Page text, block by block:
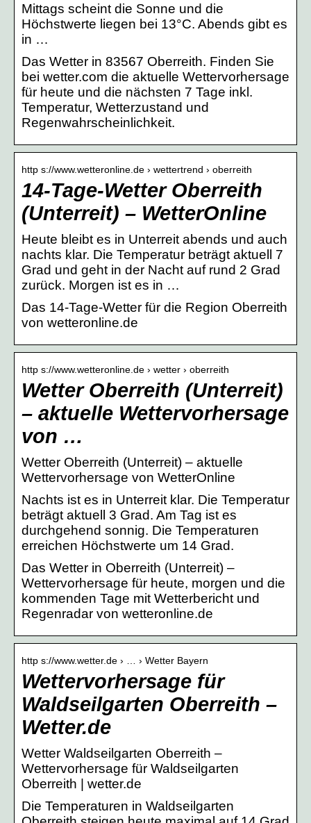
Mittags scheint die Sonne und die
Höchstwerte liegen bei 13°C. Abends gibt es
in …
Das Wetter in 83567 Oberreith. Finden Sie
bei wetter.com die aktuelle Wettervorhersage
für heute und die nächsten 7 Tage inkl.
Temperatur, Wetterzustand und
Regenwahrscheinlichkeit.
http s://www.wetteronline.de › wettertrend › oberreith
14-Tage-Wetter Oberreith
(Unterreit) – WetterOnline
Heute bleibt es in Unterreit abends und auch
nachts klar. Die Temperatur beträgt aktuell 7
Grad und geht in der Nacht auf rund 2 Grad
zurück. Morgen ist es in …
Das 14-Tage-Wetter für die Region Oberreith
von wetteronline.de
http s://www.wetteronline.de › wetter › oberreith
Wetter Oberreith (Unterreit)
– aktuelle Wettervorhersage
von …
Wetter Oberreith (Unterreit) – aktuelle
Wettervorhersage von WetterOnline
Nachts ist es in Unterreit klar. Die Temperatur
beträgt aktuell 3 Grad. Am Tag ist es
durchgehend sonnig. Die Temperaturen
erreichen Höchstwerte um 14 Grad.
Das Wetter in Oberreith (Unterreit) –
Wettervorhersage für heute, morgen und die
kommenden Tage mit Wetterbericht und
Regenradar von wetteronline.de
http s://www.wetter.de › … › Wetter Bayern
Wettervorhersage für
Waldseilgarten Oberreith –
Wetter.de
Wetter Waldseilgarten Oberreith –
Wettervorhersage für Waldseilgarten
Oberreith | wetter.de
Die Temperaturen in Waldseilgarten